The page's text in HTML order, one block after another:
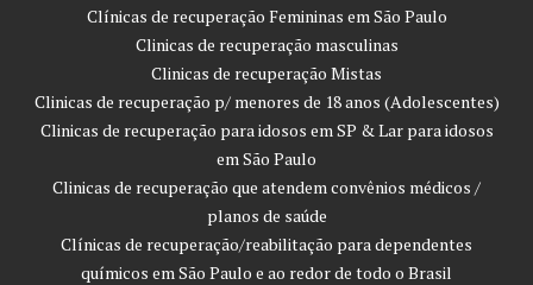
Clínicas de recuperação Femininas em São Paulo
Clinicas de recuperação masculinas
Clinicas de recuperação Mistas
Clinicas de recuperação p/ menores de 18 anos (Adolescentes)
Clinicas de recuperação para idosos em SP & Lar para idosos
em São Paulo
Clinicas de recuperação que atendem convênios médicos /
planos de saúde
Clínicas de recuperação/reabilitação para dependentes
químicos em São Paulo e ao redor de todo o Brasil